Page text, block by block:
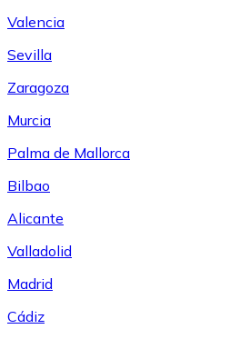
Valencia
Sevilla
Zaragoza
Murcia
Palma de Mallorca
Bilbao
Alicante
Valladolid
Madrid
Cádiz